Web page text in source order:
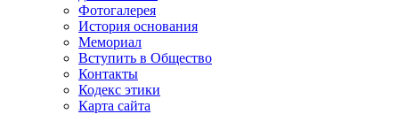
Фотогалерея
История основания
Мемориал
Вступить в Общество
Контакты
Кодекс этики
Карта сайта